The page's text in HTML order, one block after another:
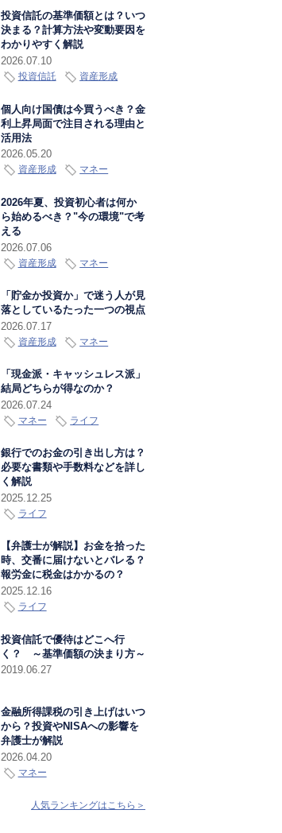
投資信託の基準価額とは？いつ
決まる？計算方法や変動要因を
わかりやすく解説
2026.07.10
投資信託 資産形成
個人向け国債は今買うべき？金
利上昇局面で注目される理由と
活用法
2026.05.20
資産形成 マネー
2026年夏、投資初心者は何か
ら始めるべき？"今の環境"で考
える
2026.07.06
資産形成 マネー
「貯金か投資か」で迷う人が見
落としているたった一つの視点
2026.07.17
資産形成 マネー
「現金派・キャッシュレス派」
結局どちらが得なのか？
2026.07.24
マネー ライフ
銀行でのお金の引き出し方は？
必要な書類や手数料などを詳し
く解説
2025.12.25
ライフ
【弁護士が解説】お金を拾った
時、交番に届けないとバレる？
報労金に税金はかかるの？
2025.12.16
ライフ
投資信託で優待はどこへ行
く？ ～基準価額の決まり方～
2019.06.27
金融所得課税の引き上げはいつ
から？投資やNISAへの影響を
弁護士が解説
2026.04.20
マネー
人気ランキングはこちら＞